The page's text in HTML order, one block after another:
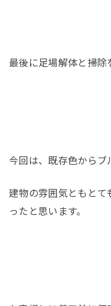
最後に足場解体と掃除
今回は、既存色から
建物の雰囲気ともとて
ったと思います。